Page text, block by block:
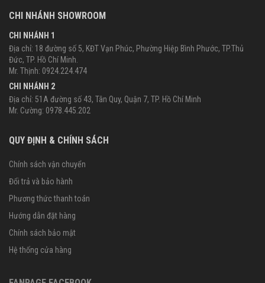
CHI NHÁNH SHOWROOM
CHI NHÁNH 1
Địa chỉ: 18 đường số 5, KĐT Vạn Phúc, Phường Hiệp Bình Phước, TP.Thủ
Đức, TP. Hồ Chí Minh.
Mr. Thịnh: 0924.224.474
CHI NHÁNH 2
Địa chỉ: 51A đường số 43, Tân Quy, Quận 7, TP. Hồ Chí Minh
Mr. Cường: 0978.445.202
QUY ĐỊNH & CHÍNH SÁCH
Chính sách vận chuyển
Đổi trả và bảo hành
Phương thức thanh toán
Hướng dẫn đặt hàng
Chính sách bảo mật
Hệ thống cửa hàng